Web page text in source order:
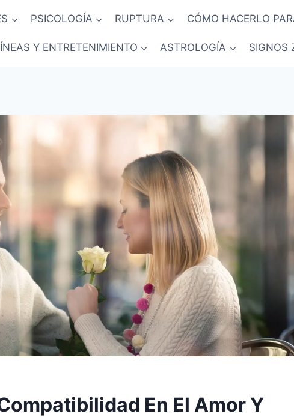
PSICOLOGÍA RUPTURA CÓMO HACERLO
Y ENTRETENIMIENTO ASTROLOGÍA SIGNOS
En El Amor Y